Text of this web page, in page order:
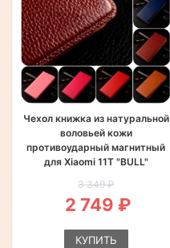
Чехол книжка из натуральной
воловьей кожи
противоударный магнитный
для Xiaomi 11T "BULL"
3 349 ₽
2 749 ₽
КУПИТЬ